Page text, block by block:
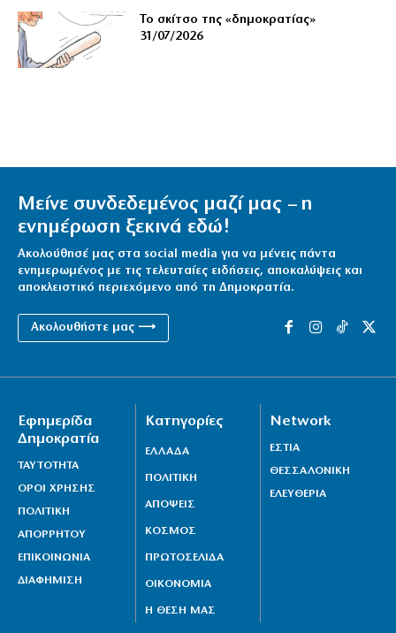
Το σκίτσο της «δημοκρατίας»
31/07/2026
Μείνε συνδεδεμένος μαζί μας – η
ενημέρωση ξεκινά εδώ!
Ακολούθησέ μας στα social media για να μένεις πάντα
ενημερωμένος με τις τελευταίες ειδήσεις, αποκαλύψεις και
αποκλειστικό περιεχόμενο από τη Δημοκρατία.
Ακολουθήστε μας ⟶
Εφημερίδα
Δημοκρατία
ΤΑΥΤΟΤΗΤΑ
ΟΡΟΙ ΧΡΗΣΗΣ
ΠΟΛΙΤΙΚΗ
ΑΠΟΡΡΗΤΟΥ
ΕΠΙΚΟΙΝΩΝΙΑ
ΔΙΑΦΗΜΙΣΗ
Κατηγορίες
ΕΛΛΑΔΑ
ΠΟΛΙΤΙΚΗ
ΑΠΟΨΕΙΣ
ΚΟΣΜΟΣ
ΠΡΩΤΟΣΕΛΙΔΑ
ΟΙΚΟΝΟΜΙΑ
Η ΘΕΣΗ ΜΑΣ
Network
ΕΣΤΙΑ
ΘΕΣΣΑΛΟΝΙΚΗ
ΕΛΕΥΘΕΡΙΑ